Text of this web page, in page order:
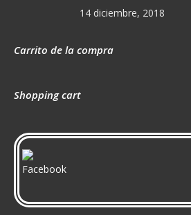
14 diciembre, 2018
Carrito de la compra
Shopping cart